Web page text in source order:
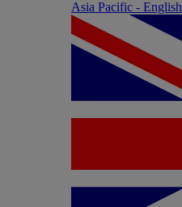
Asia Pacific - English